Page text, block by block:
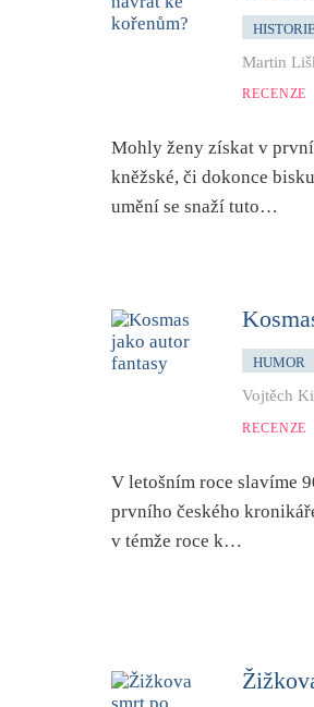
Martin
RECENZE
Mohly ženy získat v
kněžské, či dokonce
umění se snaží tuto…
HUMOR
Vojtěch
RECENZE
V letošním roce slavíme
prvního českého
v témže roce k…